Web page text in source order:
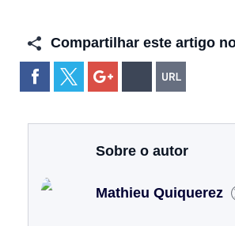
Compartilhar este artigo
Sobre o autor
Mathieu Quiquerez